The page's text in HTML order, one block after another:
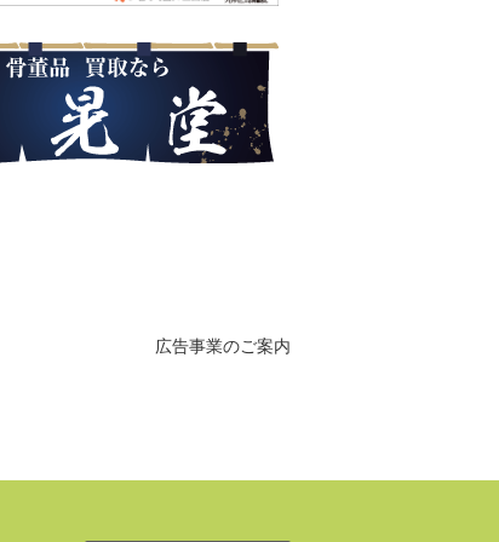
広告事業のご案内